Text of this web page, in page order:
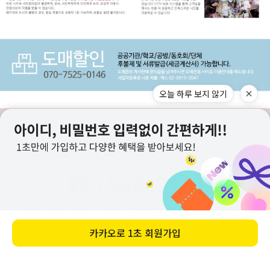
도매전용몰
오늘 하루 보지 않기
카카오로 1초 회원가입